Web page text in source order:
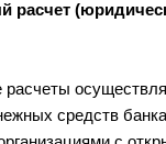
расчет
расчеты
средств